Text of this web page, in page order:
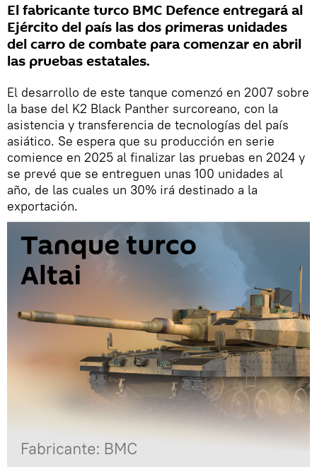
El fabricante turco BMC Defence entregará al
Ejército del país las dos primeras unidades
del carro de combate para comenzar en abril
las pruebas estatales.
El desarrollo de este tanque comenzó en 2007 sobre
la base del K2 Black Panther surcoreano, con la
asistencia y transferencia de tecnologías del país
asiático. Se espera que su producción en serie
comience en 2025 al finalizar las pruebas en 2024 y
se prevé que se entreguen unas 100 unidades al
año, de las cuales un 30% irá destinado a la
exportación.